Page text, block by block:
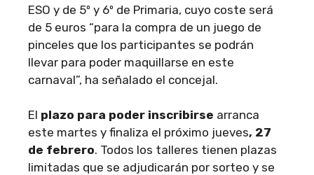
ESO y de 5º y 6º de Primaria, cuyo coste será
de 5 euros “para la compra de un juego de
pinceles que los participantes se podrán
llevar para poder maquillarse en este
carnaval”, ha señalado el concejal.
El plazo para poder inscribirse arranca
este martes y finaliza el próximo jueves, 27
de febrero. Todos los talleres tienen plazas
limitadas que se adjudicarán por sorteo y se